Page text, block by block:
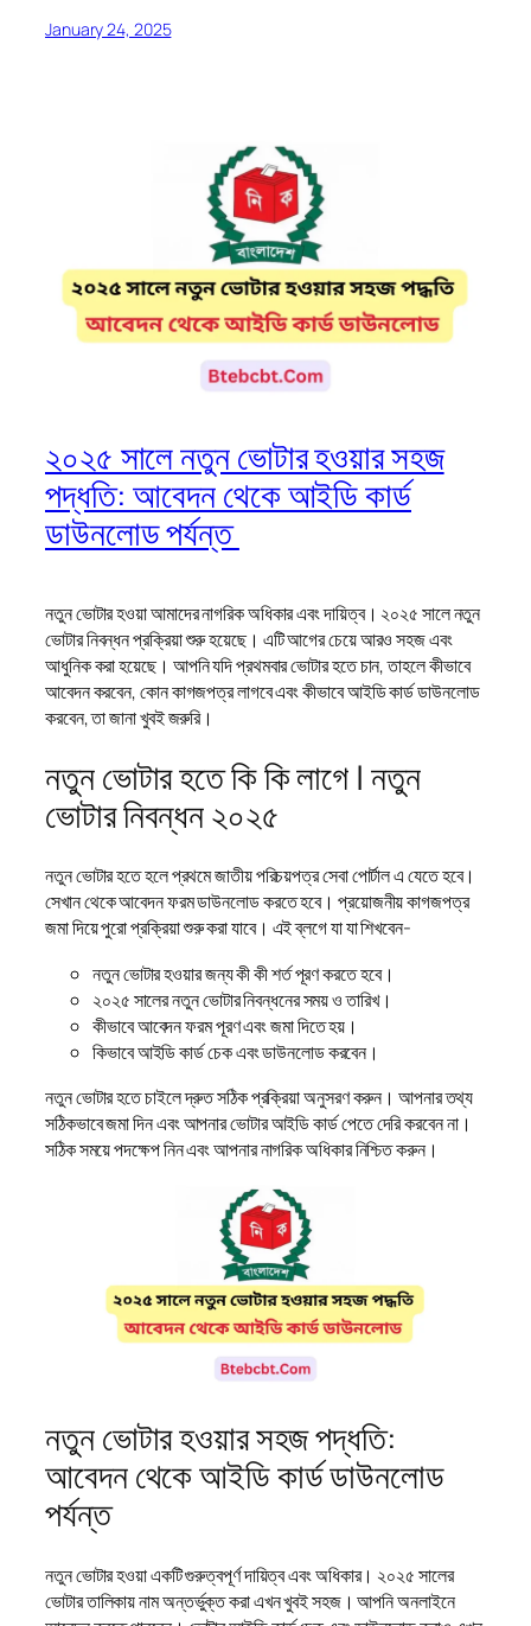
January 24, 2025
২০২৫ সালে নতুন ভোটার হওয়ার সহজ
পদ্ধতি: আবেদন থেকে আইডি কার্ড
ডাউনলোড পর্যন্ত
নতুন ভোটার হওয়া আমাদের নাগরিক অধিকার এবং দায়িত্ব। ২০২৫ সালে নতুন
ভোটার নিবন্ধন প্রক্রিয়া শুরু হয়েছে। এটি আগের চেয়ে আরও সহজ এবং
আধুনিক করা হয়েছে। আপনি যদি প্রথমবার ভোটার হতে চান, তাহলে কীভাবে
আবেদন করবেন, কোন কাগজপত্র লাগবে এবং কীভাবে আইডি কার্ড ডাউনলোড
করবেন, তা জানা খুবই জরুরি।
নতুন ভোটার হতে কি কি লাগে | নতুন
ভোটার নিবন্ধন ২০২৫
নতুন ভোটার হতে হলে প্রথমে জাতীয় পরিচয়পত্র সেবা পোর্টাল এ যেতে হবে।
সেখান থেকে আবেদন ফরম ডাউনলোড করতে হবে। প্রয়োজনীয় কাগজপত্র
জমা দিয়ে পুরো প্রক্রিয়া শুরু করা যাবে। এই ব্লগে যা যা শিখবেন-
নতুন ভোটার হওয়ার জন্য কী কী শর্ত পূরণ করতে হবে।
২০২৫ সালের নতুন ভোটার নিবন্ধনের সময় ও তারিখ।
কীভাবে আবেদন ফরম পূরণ এবং জমা দিতে হয়।
কিভাবে আইডি কার্ড চেক এবং ডাউনলোড করবেন।
নতুন ভোটার হতে চাইলে দ্রুত সঠিক প্রক্রিয়া অনুসরণ করুন। আপনার তথ্য
সঠিকভাবে জমা দিন এবং আপনার ভোটার আইডি কার্ড পেতে দেরি করবেন না।
সঠিক সময়ে পদক্ষেপ নিন এবং আপনার নাগরিক অধিকার নিশ্চিত করুন।
নতুন ভোটার হওয়ার সহজ পদ্ধতি:
আবেদন থেকে আইডি কার্ড ডাউনলোড
পর্যন্ত
নতুন ভোটার হওয়া একটি গুরুত্বপূর্ণ দায়িত্ব এবং অধিকার। ২০২৫ সালের
ভোটার তালিকায় নাম অন্তর্ভুক্ত করা এখন খুবই সহজ। আপনি অনলাইনে